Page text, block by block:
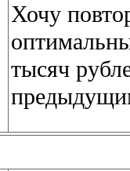
Хочу
тысяч